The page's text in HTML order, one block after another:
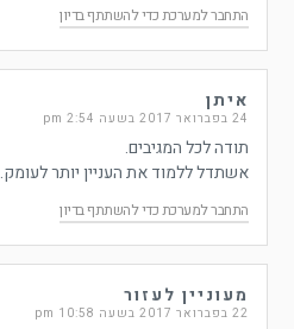
התחבר למערכת כדי להשתתף בדיון
איתן
24 בפברואר 2017 בשעה 2:54 pm
תודה לכל המגיבים.
אשתדל ללמוד את העניין יותר לעומק.
התחבר למערכת כדי להשתתף בדיון
מעוניין לעזור
22 בפברואר 2017 בשעה 10:58 pm